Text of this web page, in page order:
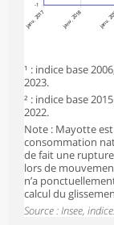
-1
janv. 2017 janv. 2018 janv.
¹ : indice base
2023.
² : indice base
2022.
Note : Mayotte
consommation
de fait une
lors de
n’a
calcul du
Source : Insee,